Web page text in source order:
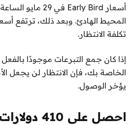
المحيط الهادئ. وبعد ذلك، ترتفع
تكلفة الانتظار.
إذا كان جمع التبرعات موجودًا
الخاصة بك، فإن الانتظار لن يجعل
يؤخر الوصول.
احصل على